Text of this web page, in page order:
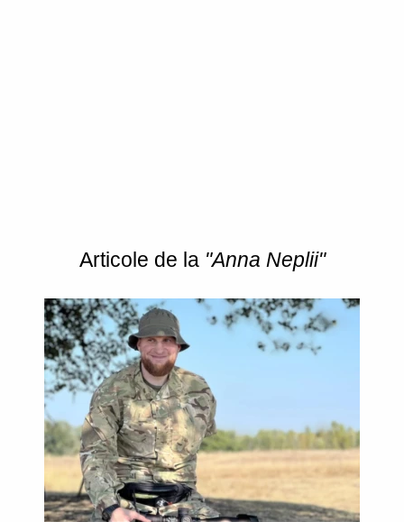
Articole de la "Anna Neplii"